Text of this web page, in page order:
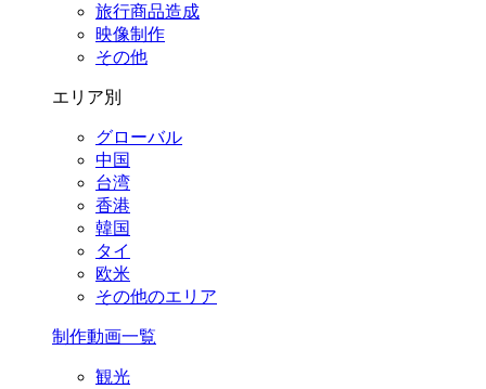
旅行商品造成
映像制作
その他
エリア別
グローバル
中国
台湾
香港
韓国
タイ
欧米
その他のエリア
制作動画一覧
観光